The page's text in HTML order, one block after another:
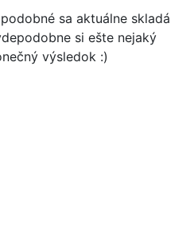
sa aktuálne skladá
si ešte nejaký
výsledok :)